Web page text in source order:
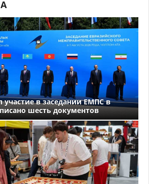
участие в заседании ЕМПС в
шесть документов